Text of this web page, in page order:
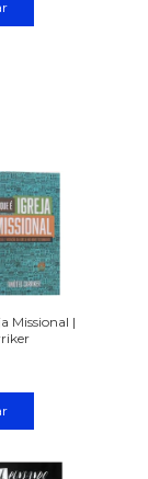
Missional |